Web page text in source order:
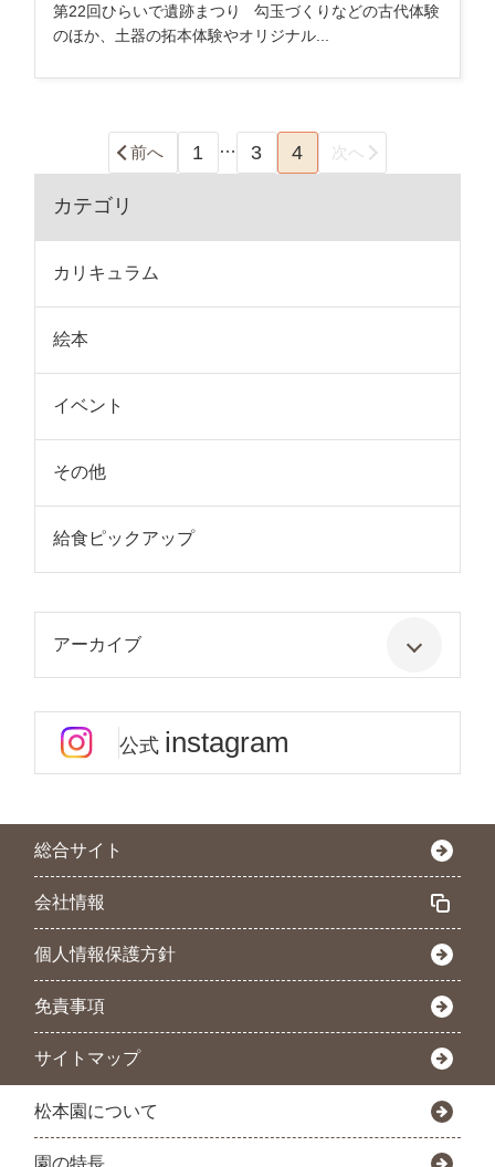
第22回ひらいで遺跡まつり 勾玉づくりなどの古代体験
のほか、土器の拓本体験やオリジナル...
前へ 1 … 3 4 次へ
カテゴリ
カリキュラム
絵本
イベント
その他
給食ピックアップ
アーカイブ
公式 instagram
総合サイト
会社情報
個人情報保護方針
免責事項
サイトマップ
松本園について
園の特長